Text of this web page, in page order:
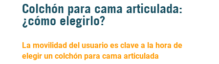
Colchón para cama articulada:
¿cómo elegirlo?
La movilidad del usuario es clave a la hora de
elegir un colchón para cama articulada